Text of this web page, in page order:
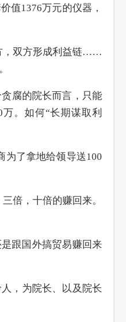
值1376万元的仪器，
，双方形成利益链……
腐的院长而言，只能
。如何“长期谋取利
了拿地给领导送100
倍，十倍的赚回来。
跟国外搞贸易赚回来
，为院长、以及院长